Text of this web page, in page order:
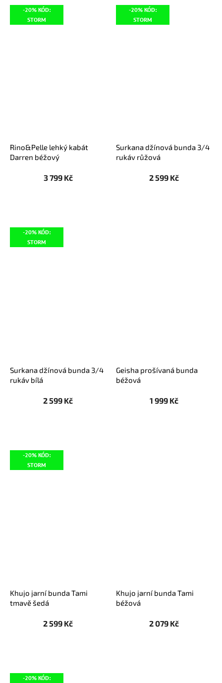
-20% KÓD:
STORM
Rino&Pelle lehký kabát
Darren béžový
3 799 Kč
-20% KÓD:
STORM
Surkana džínová bunda 3/4
rukáv růžová
2 599 Kč
-20% KÓD:
STORM
Surkana džínová bunda 3/4
rukáv bílá
2 599 Kč
Geisha prošívaná bunda
béžová
1 999 Kč
-20% KÓD:
STORM
Khujo jarní bunda Tami
tmavě šedá
2 599 Kč
Khujo jarní bunda Tami
béžová
2 079 Kč
-20% KÓD: